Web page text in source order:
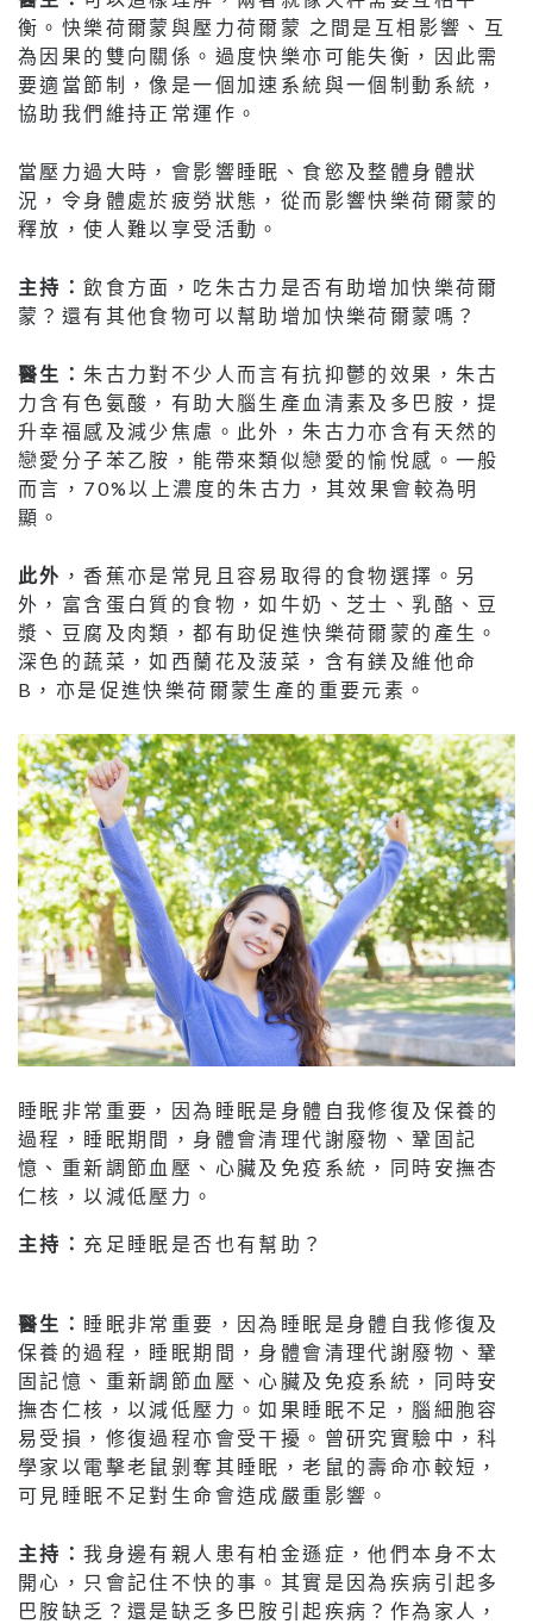
衡。快樂荷爾蒙與壓力荷爾蒙 之間是互相影響、互
為因果的雙向關係。過度快樂亦可能失衡，因此需
要適當節制，像是一個加速系統與一個制動系統，
協助我們維持正常運作。
當壓力過大時，會影響睡眠、食慾及整體身體狀
況，令身體處於疲勞狀態，從而影響快樂荷爾蒙的
釋放，使人難以享受活動。
主持：飲食方面，吃朱古力是否有助增加快樂荷爾
蒙？還有其他食物可以幫助增加快樂荷爾蒙嗎？
醫生： 朱古力對不少人而言有抗抑鬱的效果，朱古
力含有色氨酸，有助大腦生產血清素及多巴胺，提
升幸福感及減少焦慮。此外，朱古力亦含有天然的
戀愛分子苯乙胺，能帶來類似戀愛的愉悅感。一般
而言，70%以上濃度的朱古力，其效果會較為明
顯。
此外 ，香蕉亦是常見且容易取得的食物選擇。另
外，富含蛋白質的食物，如牛奶、芝士、乳酪、豆
漿、豆腐及肉類，都有助促進快樂荷爾蒙的產生。
深色的蔬菜，如西蘭花及菠菜，含有鎂及維他命
B，亦是促進快樂荷爾蒙生產的重要元素。
睡眠非常重要，因為睡眠是身體自我修復及保養的
過程，睡眠期間，身體會清理代謝廢物、鞏固記
憶、重新調節血壓、心臟及免疫系統，同時安撫杏
仁核，以減低壓力。
主持： 充足睡眠是否也有幫助？
醫生： 睡眠非常重要，因為睡眠是身體自我修復及
保養的過程，睡眠期間，身體會清理代謝廢物、鞏
固記憶、重新調節血壓、心臟及免疫系統，同時安
撫杏仁核，以減低壓力。如果睡眠不足，腦細胞容
易受損，修復過程亦會受干擾。曾研究實驗中，科
學家以電擊老鼠剝奪其睡眠，老鼠的壽命亦較短，
可見睡眠不足對生命會造成嚴重影響。
主持：我身邊有親人患有柏金遜症，他們本身不太
開心，只會記住不快的事。其實是因為疾病引起多
巴胺缺乏？還是缺乏多巴胺引起疾病？作為家人，